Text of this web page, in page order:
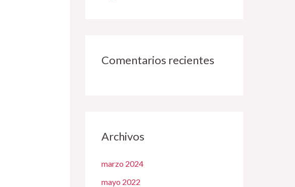
Comentarios recientes
Archivos
marzo 2024
mayo 2022